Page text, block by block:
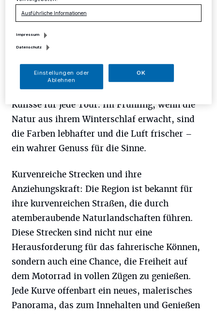
genau macht die Frühlingsfahrten hier so
einzigartig?
Naturschönheiten und landschaftliche
Mettmann, von blühenden Feldern bis zu
geheimnisvollen Wäldern, bietet eine perfekte
Kulisse für jede Tour. Im Frühling, wenn die
Natur aus ihrem Winterschlaf erwacht, sind
die Farben lebhafter und die Luft frischer –
ein wahrer Genuss für die Sinne.
Kurvenreiche Strecken und ihre
Anziehungskraft: Die Region ist bekannt für
ihre kurvenreichen Straßen, die durch
atemberaubende Naturlandschaften führen.
Diese Strecken sind nicht nur eine
Herausforderung für das fahrerische Können,
sondern auch eine Chance, die Freiheit auf
dem Motorrad in vollen Zügen zu genießen.
Jede Kurve offenbart ein neues, malerisches
Panorama, das zum Innehalten und Genießen
Ausführliche Informationen
Impressum
Datenschutz
Einstellungen oder
Ablehnen
OK